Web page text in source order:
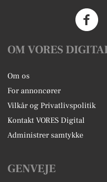
OM VORES
Om os
For annoncører
Vilkår og Privatlivspolitik
Kontakt VORES Digital
Administrer samtykke
GENVEJE